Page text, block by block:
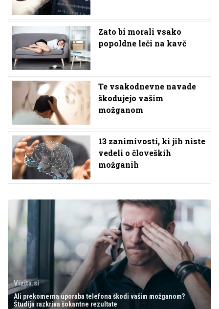
Zato bi morali vsako
popoldne leči na kavč
Te vsakodnevne navade
škodujejo vašim
možganom
13 zanimivosti, ki jih niste
vedeli o človeških
možganih
Vizita.si
Ali prekomerna uporaba telefona škodi vašim možganom?
Študija razkriva šokantne rezultate